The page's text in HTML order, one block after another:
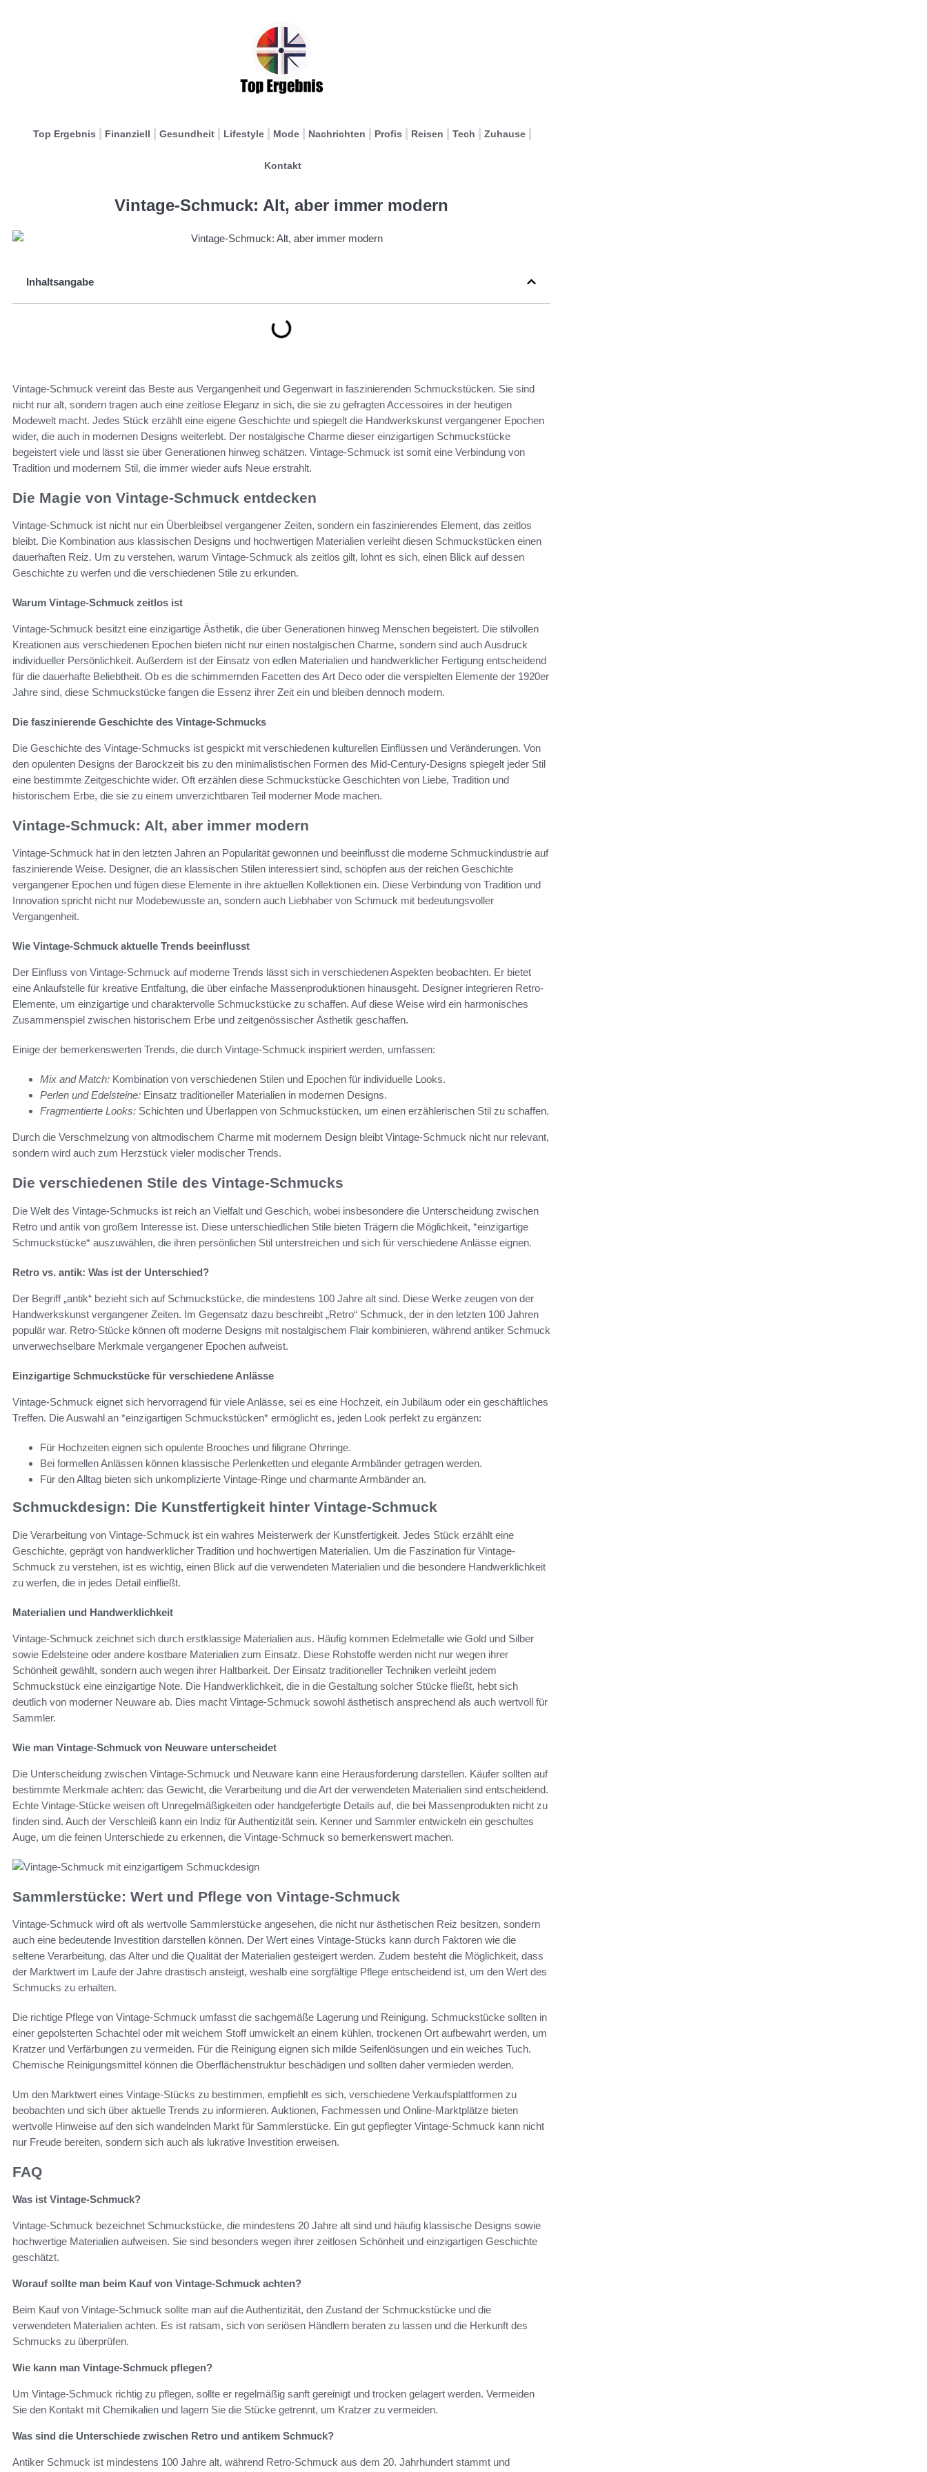
Top Ergebnis Finanziell Gesundheit Lifestyle Mode Nachrichten Profis Reisen Tech Zuhause
Kontakt
Vintage-Schmuck: Alt, aber immer modern
Inhaltsangabe
Vintage-Schmuck vereint das Beste aus Vergangenheit und Gegenwart in faszinierenden Schmuckstücken. Sie sind
nicht nur alt, sondern tragen auch eine zeitlose Eleganz in sich, die sie zu gefragten Accessoires in der heutigen
Modewelt macht. Jedes Stück erzählt eine eigene Geschichte und spiegelt die Handwerkskunst vergangener Epochen
wider, die auch in modernen Designs weiterlebt. Der nostalgische Charme dieser einzigartigen Schmuckstücke
begeistert viele und lässt sie über Generationen hinweg schätzen. Vintage-Schmuck ist somit eine Verbindung von
Tradition und modernem Stil, die immer wieder aufs Neue erstrahlt.
Die Magie von Vintage-Schmuck entdecken
Vintage-Schmuck ist nicht nur ein Überbleibsel vergangener Zeiten, sondern ein faszinierendes Element, das zeitlos
bleibt. Die Kombination aus klassischen Designs und hochwertigen Materialien verleiht diesen Schmuckstücken einen
dauerhaften Reiz. Um zu verstehen, warum Vintage-Schmuck als zeitlos gilt, lohnt es sich, einen Blick auf dessen
Geschichte zu werfen und die verschiedenen Stile zu erkunden.
Warum Vintage-Schmuck zeitlos ist
Vintage-Schmuck besitzt eine einzigartige Ästhetik, die über Generationen hinweg Menschen begeistert. Die stilvollen
Kreationen aus verschiedenen Epochen bieten nicht nur einen nostalgischen Charme, sondern sind auch Ausdruck
individueller Persönlichkeit. Außerdem ist der Einsatz von edlen Materialien und handwerklicher Fertigung entscheidend
für die dauerhafte Beliebtheit. Ob es die schimmernden Facetten des Art Deco oder die verspielten Elemente der 1920er
Jahre sind, diese Schmuckstücke fangen die Essenz ihrer Zeit ein und bleiben dennoch modern.
Die faszinierende Geschichte des Vintage-Schmucks
Die Geschichte des Vintage-Schmucks ist gespickt mit verschiedenen kulturellen Einflüssen und Veränderungen. Von
den opulenten Designs der Barockzeit bis zu den minimalistischen Formen des Mid-Century-Designs spiegelt jeder Stil
eine bestimmte Zeitgeschichte wider. Oft erzählen diese Schmuckstücke Geschichten von Liebe, Tradition und
historischem Erbe, die sie zu einem unverzichtbaren Teil moderner Mode machen.
Vintage-Schmuck: Alt, aber immer modern
Vintage-Schmuck hat in den letzten Jahren an Popularität gewonnen und beeinflusst die moderne Schmuckindustrie auf
faszinierende Weise. Designer, die an klassischen Stilen interessiert sind, schöpfen aus der reichen Geschichte
vergangener Epochen und fügen diese Elemente in ihre aktuellen Kollektionen ein. Diese Verbindung von Tradition und
Innovation spricht nicht nur Modebewusste an, sondern auch Liebhaber von Schmuck mit bedeutungsvoller
Vergangenheit.
Wie Vintage-Schmuck aktuelle Trends beeinflusst
Der Einfluss von Vintage-Schmuck auf moderne Trends lässt sich in verschiedenen Aspekten beobachten. Er bietet
eine Anlaufstelle für kreative Entfaltung, die über einfache Massenproduktionen hinausgeht. Designer integrieren Retro-
Elemente, um einzigartige und charaktervolle Schmuckstücke zu schaffen. Auf diese Weise wird ein harmonisches
Zusammenspiel zwischen historischem Erbe und zeitgenössischer Ästhetik geschaffen.
Einige der bemerkenswerten Trends, die durch Vintage-Schmuck inspiriert werden, umfassen:
Mix and Match: Kombination von verschiedenen Stilen und Epochen für individuelle Looks.
Perlen und Edelsteine: Einsatz traditioneller Materialien in modernen Designs.
Fragmentierte Looks: Schichten und Überlappen von Schmuckstücken, um einen erzählerischen Stil zu schaffen.
Durch die Verschmelzung von altmodischem Charme mit modernem Design bleibt Vintage-Schmuck nicht nur relevant,
sondern wird auch zum Herzstück vieler modischer Trends.
Die verschiedenen Stile des Vintage-Schmucks
Die Welt des Vintage-Schmucks ist reich an Vielfalt und Geschich, wobei insbesondere die Unterscheidung zwischen
Retro und antik von großem Interesse ist. Diese unterschiedlichen Stile bieten Trägern die Möglichkeit, *einzigartige
Schmuckstücke* auszuwählen, die ihren persönlichen Stil unterstreichen und sich für verschiedene Anlässe eignen.
Retro vs. antik: Was ist der Unterschied?
Der Begriff „antik“ bezieht sich auf Schmuckstücke, die mindestens 100 Jahre alt sind. Diese Werke zeugen von der
Handwerkskunst vergangener Zeiten. Im Gegensatz dazu beschreibt „Retro“ Schmuck, der in den letzten 100 Jahren
populär war. Retro-Stücke können oft moderne Designs mit nostalgischem Flair kombinieren, während antiker Schmuck
unverwechselbare Merkmale vergangener Epochen aufweist.
Einzigartige Schmuckstücke für verschiedene Anlässe
Vintage-Schmuck eignet sich hervorragend für viele Anlässe, sei es eine Hochzeit, ein Jubiläum oder ein geschäftliches
Treffen. Die Auswahl an *einzigartigen Schmuckstücken* ermöglicht es, jeden Look perfekt zu ergänzen:
Für Hochzeiten eignen sich opulente Brooches und filigrane Ohrringe.
Bei formellen Anlässen können klassische Perlenketten und elegante Armbänder getragen werden.
Für den Alltag bieten sich unkomplizierte Vintage-Ringe und charmante Armbänder an.
Schmuckdesign: Die Kunstfertigkeit hinter Vintage-Schmuck
Die Verarbeitung von Vintage-Schmuck ist ein wahres Meisterwerk der Kunstfertigkeit. Jedes Stück erzählt eine
Geschichte, geprägt von handwerklicher Tradition und hochwertigen Materialien. Um die Faszination für Vintage-
Schmuck zu verstehen, ist es wichtig, einen Blick auf die verwendeten Materialien und die besondere Handwerklichkeit
zu werfen, die in jedes Detail einfließt.
Materialien und Handwerklichkeit
Vintage-Schmuck zeichnet sich durch erstklassige Materialien aus. Häufig kommen Edelmetalle wie Gold und Silber
sowie Edelsteine oder andere kostbare Materialien zum Einsatz. Diese Rohstoffe werden nicht nur wegen ihrer
Schönheit gewählt, sondern auch wegen ihrer Haltbarkeit. Der Einsatz traditioneller Techniken verleiht jedem
Schmuckstück eine einzigartige Note. Die Handwerklichkeit, die in die Gestaltung solcher Stücke fließt, hebt sich
deutlich von moderner Neuware ab. Dies macht Vintage-Schmuck sowohl ästhetisch ansprechend als auch wertvoll für
Sammler.
Wie man Vintage-Schmuck von Neuware unterscheidet
Die Unterscheidung zwischen Vintage-Schmuck und Neuware kann eine Herausforderung darstellen. Käufer sollten auf
bestimmte Merkmale achten: das Gewicht, die Verarbeitung und die Art der verwendeten Materialien sind entscheidend.
Echte Vintage-Stücke weisen oft Unregelmäßigkeiten oder handgefertigte Details auf, die bei Massenprodukten nicht zu
finden sind. Auch der Verschleiß kann ein Indiz für Authentizität sein. Kenner und Sammler entwickeln ein geschultes
Auge, um die feinen Unterschiede zu erkennen, die Vintage-Schmuck so bemerkenswert machen.
Sammlerstücke: Wert und Pflege von Vintage-Schmuck
Vintage-Schmuck wird oft als wertvolle Sammlerstücke angesehen, die nicht nur ästhetischen Reiz besitzen, sondern
auch eine bedeutende Investition darstellen können. Der Wert eines Vintage-Stücks kann durch Faktoren wie die
seltene Verarbeitung, das Alter und die Qualität der Materialien gesteigert werden. Zudem besteht die Möglichkeit, dass
der Marktwert im Laufe der Jahre drastisch ansteigt, weshalb eine sorgfältige Pflege entscheidend ist, um den Wert des
Schmucks zu erhalten.
Die richtige Pflege von Vintage-Schmuck umfasst die sachgemäße Lagerung und Reinigung. Schmuckstücke sollten in
einer gepolsterten Schachtel oder mit weichem Stoff umwickelt an einem kühlen, trockenen Ort aufbewahrt werden, um
Kratzer und Verfärbungen zu vermeiden. Für die Reinigung eignen sich milde Seifenlösungen und ein weiches Tuch.
Chemische Reinigungsmittel können die Oberflächenstruktur beschädigen und sollten daher vermieden werden.
Um den Marktwert eines Vintage-Stücks zu bestimmen, empfiehlt es sich, verschiedene Verkaufsplattformen zu
beobachten und sich über aktuelle Trends zu informieren. Auktionen, Fachmessen und Online-Marktplätze bieten
wertvolle Hinweise auf den sich wandelnden Markt für Sammlerstücke. Ein gut gepflegter Vintage-Schmuck kann nicht
nur Freude bereiten, sondern sich auch als lukrative Investition erweisen.
FAQ
Was ist Vintage-Schmuck?
Vintage-Schmuck bezeichnet Schmuckstücke, die mindestens 20 Jahre alt sind und häufig klassische Designs sowie
hochwertige Materialien aufweisen. Sie sind besonders wegen ihrer zeitlosen Schönheit und einzigartigen Geschichte
geschätzt.
Worauf sollte man beim Kauf von Vintage-Schmuck achten?
Beim Kauf von Vintage-Schmuck sollte man auf die Authentizität, den Zustand der Schmuckstücke und die
verwendeten Materialien achten. Es ist ratsam, sich von seriösen Händlern beraten zu lassen und die Herkunft des
Schmucks zu überprüfen.
Wie kann man Vintage-Schmuck pflegen?
Um Vintage-Schmuck richtig zu pflegen, sollte er regelmäßig sanft gereinigt und trocken gelagert werden. Vermeiden
Sie den Kontakt mit Chemikalien und lagern Sie die Stücke getrennt, um Kratzer zu vermeiden.
Was sind die Unterschiede zwischen Retro und antikem Schmuck?
Antiker Schmuck ist mindestens 100 Jahre alt, während Retro-Schmuck aus dem 20. Jahrhundert stammt und